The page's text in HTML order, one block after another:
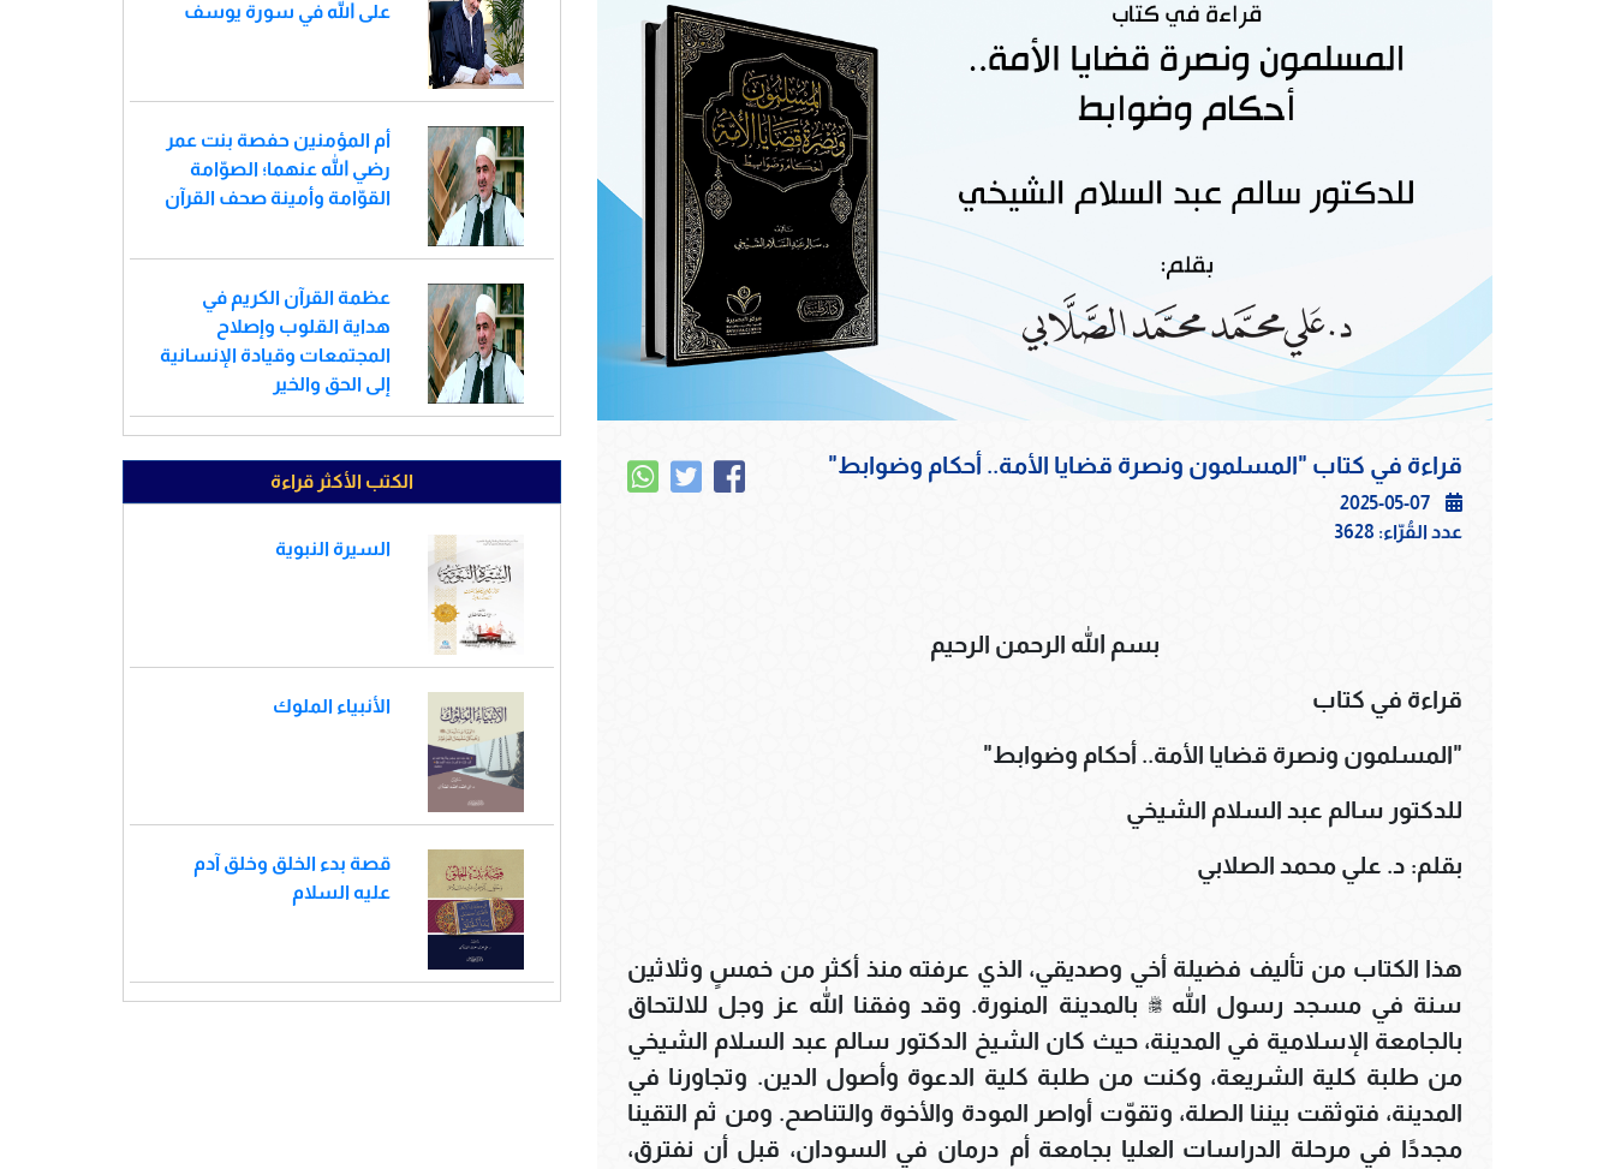
قراءة في كتاب "المسلمون ونصرة قضايا الأمة.. أحكام وضوابط"
2025-05-07
عدد القُرّاء: 3628
بسم الله الرحمن الرحيم
قراءة في كتاب
"المسلمون ونصرة قضايا الأمة.. أحكام وضوابط"
للدكتور سالم عبد السلام الشيخي
بقلم: د. علي محمد الصلابي
هذا الكتاب من تأليف فضيلة أخي وصديقي، الذي عرفته منذ أكثر من خمسٍ وثلاثين
سنة في مسجد رسول الله ﷺ بالمدينة المنورة. وقد وفقنا الله عز وجل للالتحاق
بالجامعة الإسلامية في المدينة، حيث كان الشيخ الدكتور سالم عبد السلام الشيخي
من طلبة كلية الشريعة، وكنت من طلبة كلية الدعوة وأصول الدين. وتجاورنا في
المدينة، فتوثقت بيننا الصلة، وتقوّت أواصر المودة والأخوة والتناصح. ومن ثم التقينا
مجددًا في مرحلة الدراسات العليا بجامعة أم درمان في السودان، قبل أن نفترق،
على الله في سورة يوسف
أم المؤمنين حفصة بنت عمر
رضي الله عنهما؛ الصوّامة
القوّامة وأمينة صحف القرآن
عظمة القرآن الكريم في
هداية القلوب وإصلاح
المجتمعات وقيادة الإنسانية
إلى الحق والخير
الكتب الأكثر قراءة
السيرة النبوية
الأنبياء الملوك
قصة بدء الخلق وخلق آدم
عليه السلام